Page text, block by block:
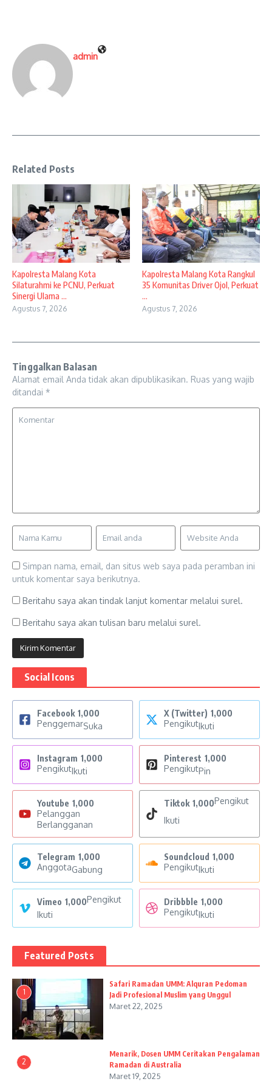
admin
Related Posts
Kapolresta Malang Kota
Silaturahmi ke PCNU, Perkuat
Sinergi Ulama ...
Agustus 7, 2026
Kapolresta Malang Kota Rangkul
35 Komunitas Driver Ojol, Perkuat
...
Agustus 7, 2026
Tinggalkan Balasan
Alamat email Anda tidak akan dipublikasikan. Ruas yang wajib
ditandai *
Simpan nama, email, dan situs web saya pada peramban ini
untuk komentar saya berikutnya.
Beritahu saya akan tindak lanjut komentar melalui surel.
Beritahu saya akan tulisan baru melalui surel.
Social Icons
Facebook 1,000
PenggemarSuka
X (Twitter) 1,000
PengikutIkuti
Instagram 1,000
PengikutIkuti
Pinterest 1,000
PengikutPin
Youtube 1,000
Pelanggan
Berlangganan
Tiktok 1,000Pengikut
Ikuti
Telegram 1,000
AnggotaGabung
Soundcloud 1,000
PengikutIkuti
Vimeo 1,000Pengikut
Ikuti
Dribbble 1,000
PengikutIkuti
Featured Posts
1
Safari Ramadan UMM: Alquran Pedoman
Jadi Profesional Muslim yang Unggul
Maret 22, 2025
2
Menarik, Dosen UMM Ceritakan Pengalaman
Ramadan di Australia
Maret 19, 2025